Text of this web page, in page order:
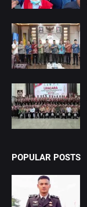
POPULAR POSTS